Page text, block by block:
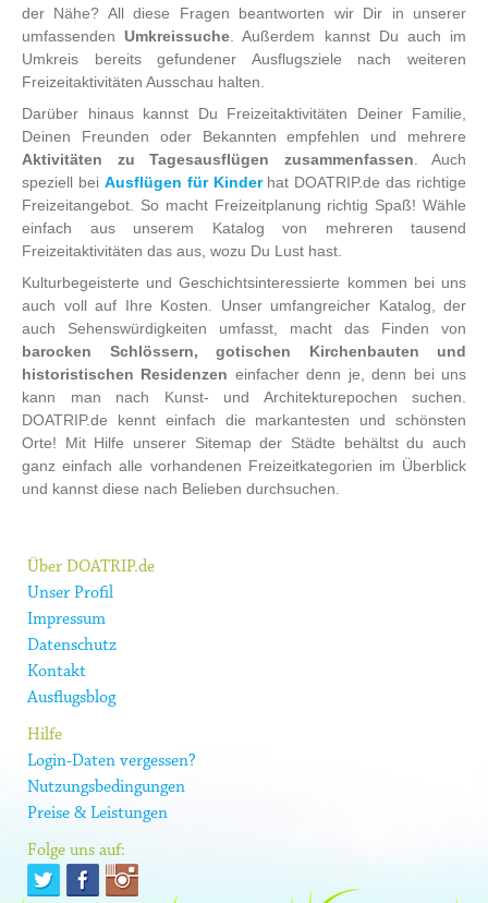
der Nähe? All diese Fragen beantworten wir Dir in unserer
umfassenden Umkreissuche . Außerdem kannst Du auch im
Umkreis bereits gefundener Ausflugsziele nach weiteren
Freizeitaktivitäten Ausschau halten.
Darüber hinaus kannst Du Freizeitaktivitäten Deiner Familie,
Deinen Freunden oder Bekannten empfehlen und mehrere
Aktivitäten zu Tagesausflügen zusammenfassen . Auch
speziell bei Ausflügen für Kinderhat DOATRIP.de das richtige
Freizeitangebot. So macht Freizeitplanung richtig Spaß! Wähle
einfach aus unserem Katalog von mehreren tausend
Freizeitaktivitäten das aus, wozu Du Lust hast.
Kulturbegeisterte und Geschichtsinteressierte kommen bei uns
auch voll auf Ihre Kosten. Unser umfangreicher Katalog, der
auch Sehenswürdigkeiten umfasst, macht das Finden von
barocken Schlössern, gotischen Kirchenbauten und
historistischen Residenzen einfacher denn je, denn bei uns
kann man nach Kunst- und Architekturepochen suchen.
DOATRIP.de kennt einfach die markantesten und schönsten
Orte! Mit Hilfe unserer Sitemap der Städte behältst du auch
ganz einfach alle vorhandenen Freizeitkategorien im Überblick
und kannst diese nach Belieben durchsuchen.
Über DOATRIP.de
Unser Profil
Impressum
Datenschutz
Kontakt
Ausflugsblog
Hilfe
Login-Daten vergessen?
Nutzungsbedingungen
Preise & Leistungen
Folge uns auf: